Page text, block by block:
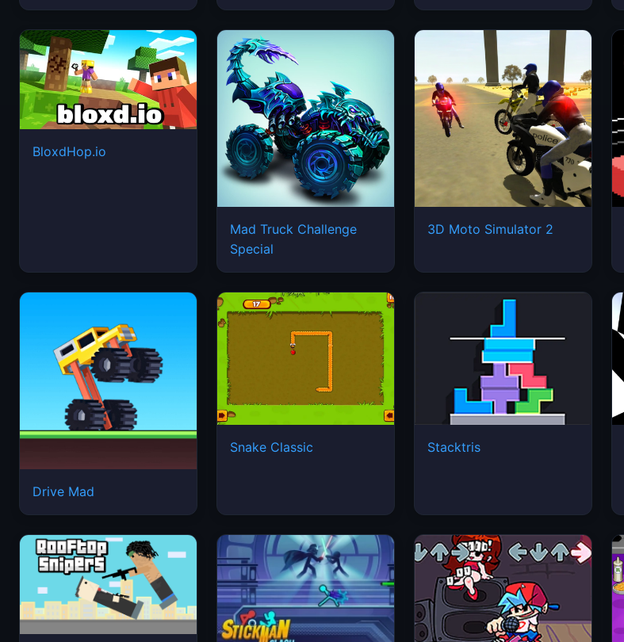
BloxdHop.io
Mad Truck Challenge
Special
3D Moto Simulator 2
Drive Mad
Snake Classic Stacktris